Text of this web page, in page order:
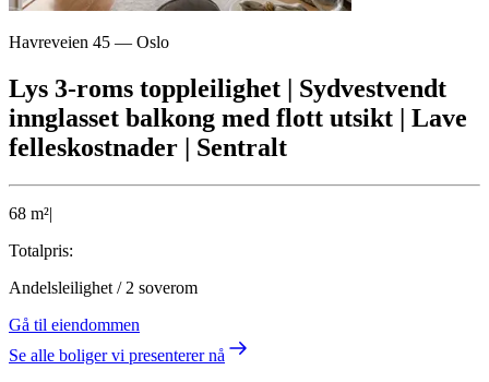
Havreveien 45 — Oslo
Lys 3-roms toppleilighet | Sydvestvendt
innglasset balkong med flott utsikt | Lave
felleskostnader | Sentralt
68 m²|
Totalpris:
Andelsleilighet / 2 soverom
Gå til eiendommen
Se alle boliger vi presenterer nå